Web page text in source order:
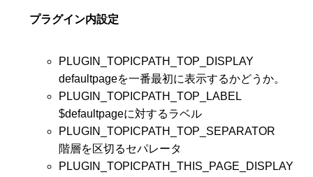
プラグイン内設定
PLUGIN_TOPICPATH_TOP_DISPLAY
defaultpageを一番最初に表示するかどうか。
PLUGIN_TOPICPATH_TOP_LABEL
$defaultpageに対するラベル
PLUGIN_TOPICPATH_TOP_SEPARATOR
階層を区切るセパレータ
PLUGIN_TOPICPATH_THIS_PAGE_DISPLAY